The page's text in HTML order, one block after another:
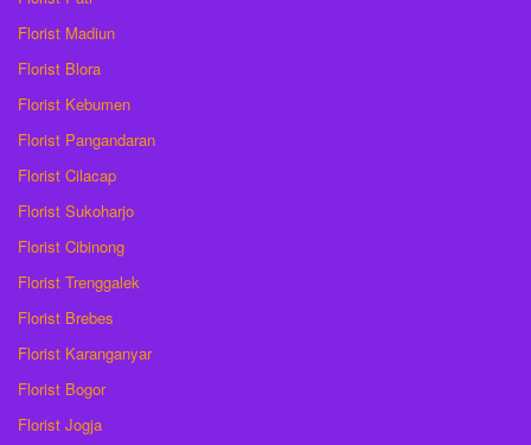
Florist Madiun
Florist Blora
Florist Kebumen
Florist Pangandaran
Florist Cilacap
Florist Sukoharjo
Florist Cibinong
Florist Trenggalek
Florist Brebes
Florist Karanganyar
Florist Bogor
Florist Jogja